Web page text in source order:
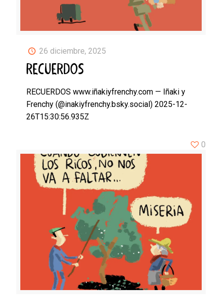
26 diciembre, 2025
RECUERDOS
RECUERDOS www.iñakiyfrenchy.com — Iñaki y
Frenchy (@inakiyfrenchy.bsky.social) 2025-12-
26T15:30:56.935Z
0